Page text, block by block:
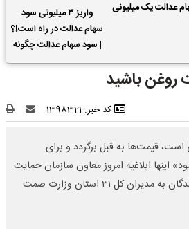
عدالت یک میلیونی
واریز ۳ میلیونی سود
سهام عدالت در راه است!؟
| سود سهام عدالت چگونه
محاسبه می شود؟
باشید
کد خبر: 1398321
قیمت‌ها به قبل برگردد و برای
اینها ابلاغیه امروز معاون سازمان حمایت
از مصرف کنندگان و تولید کنندگان به مدیران کل ۳۱ استان وزارت صمت